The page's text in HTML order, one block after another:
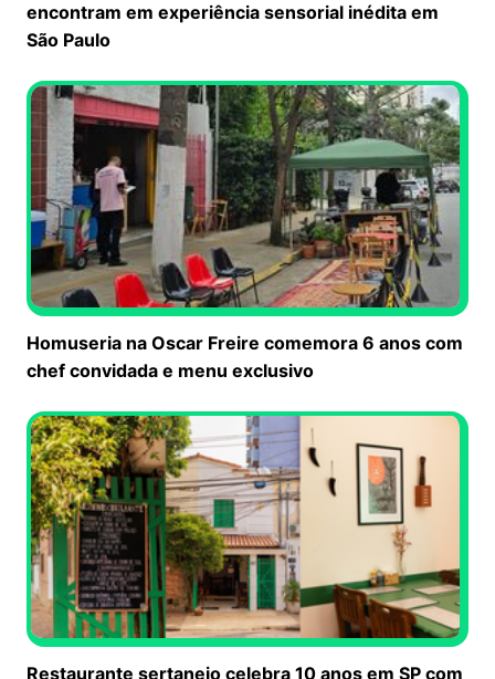
encontram em experiência sensorial inédita em
São Paulo
Homuseria na Oscar Freire comemora 6 anos com
chef convidada e menu exclusivo
Restaurante sertanejo celebra 10 anos em SP com